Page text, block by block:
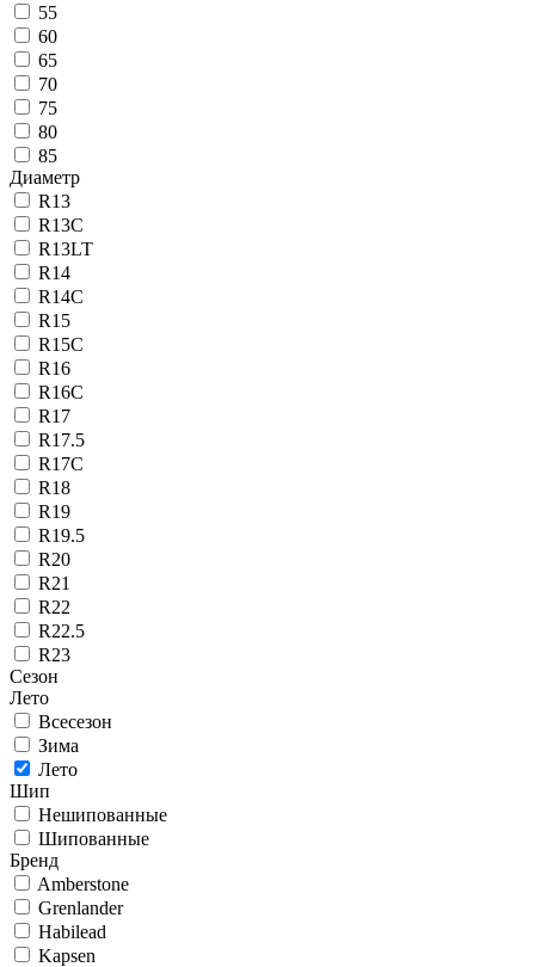
55
60
65
70
75
80
85
Диаметр
R13
R13C
R13LT
R14
R14C
R15
R15C
R16
R16C
R17
R17.5
R17C
R18
R19
R19.5
R20
R21
R22
R22.5
R23
Сезон
Лето
Всесезон
Зима
Лето
Шип
Нешипованные
Шипованные
Бренд
Amberstone
Grenlander
Habilead
Kapsen